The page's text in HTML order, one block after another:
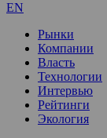
EN
Рынки
Компании
Власть
Технологии
Интервью
Рейтинги
Экология